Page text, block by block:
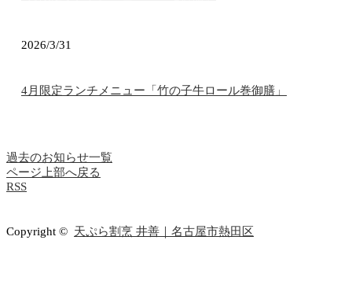
2026/3/31
4月限定ランチメニュー「竹の子牛ロール巻御膳」
過去のお知らせ一覧
ページ上部へ戻る
RSS
Copyright © 天ぷら割烹 井善｜名古屋市熱田区